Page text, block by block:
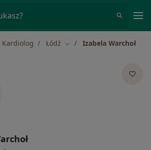
Kardiolog Łódź Zmień miasto
Izabela Warchoł